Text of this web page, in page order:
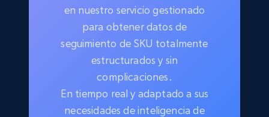
en nuestro servicio gestionado
para obtener datos de
seguimiento de SKU totalmente
estructurados y sin
complicaciones.
En tiempo real y adaptado a sus
necesidades de inteligencia de